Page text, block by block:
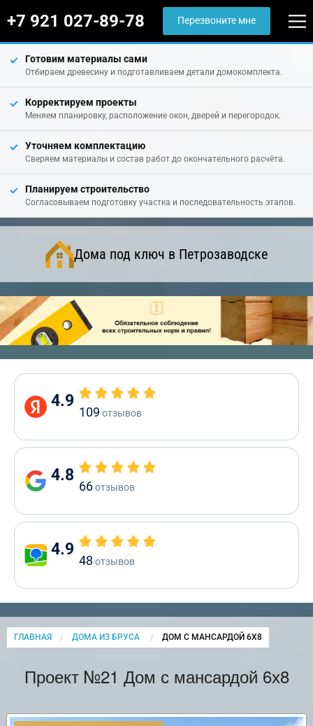
+7 921 027-89-78 Перезвоните мне
Готовим материалы сами
Отбираем древесину и подготавливаем детали домокомплекта.
Корректируем проекты
Меняем планировку, расположение окон, дверей и перегородок.
Уточняем комплектацию
Сверяем материалы и состав работ до окончательного расчёта.
Планируем строительство
Согласовываем подготовку участка и последовательность этапов.
Дома под ключ в Петрозаводске
4.9
109 отзывов
4.8
66отзывов
4.9
48 отзывов
ГЛАВНАЯ ДОМА ИЗ БРУСА CURRENT:
ДОМ С МАНСАРДОЙ 6Х8
Проект №21 Дом с мансардой 6х8